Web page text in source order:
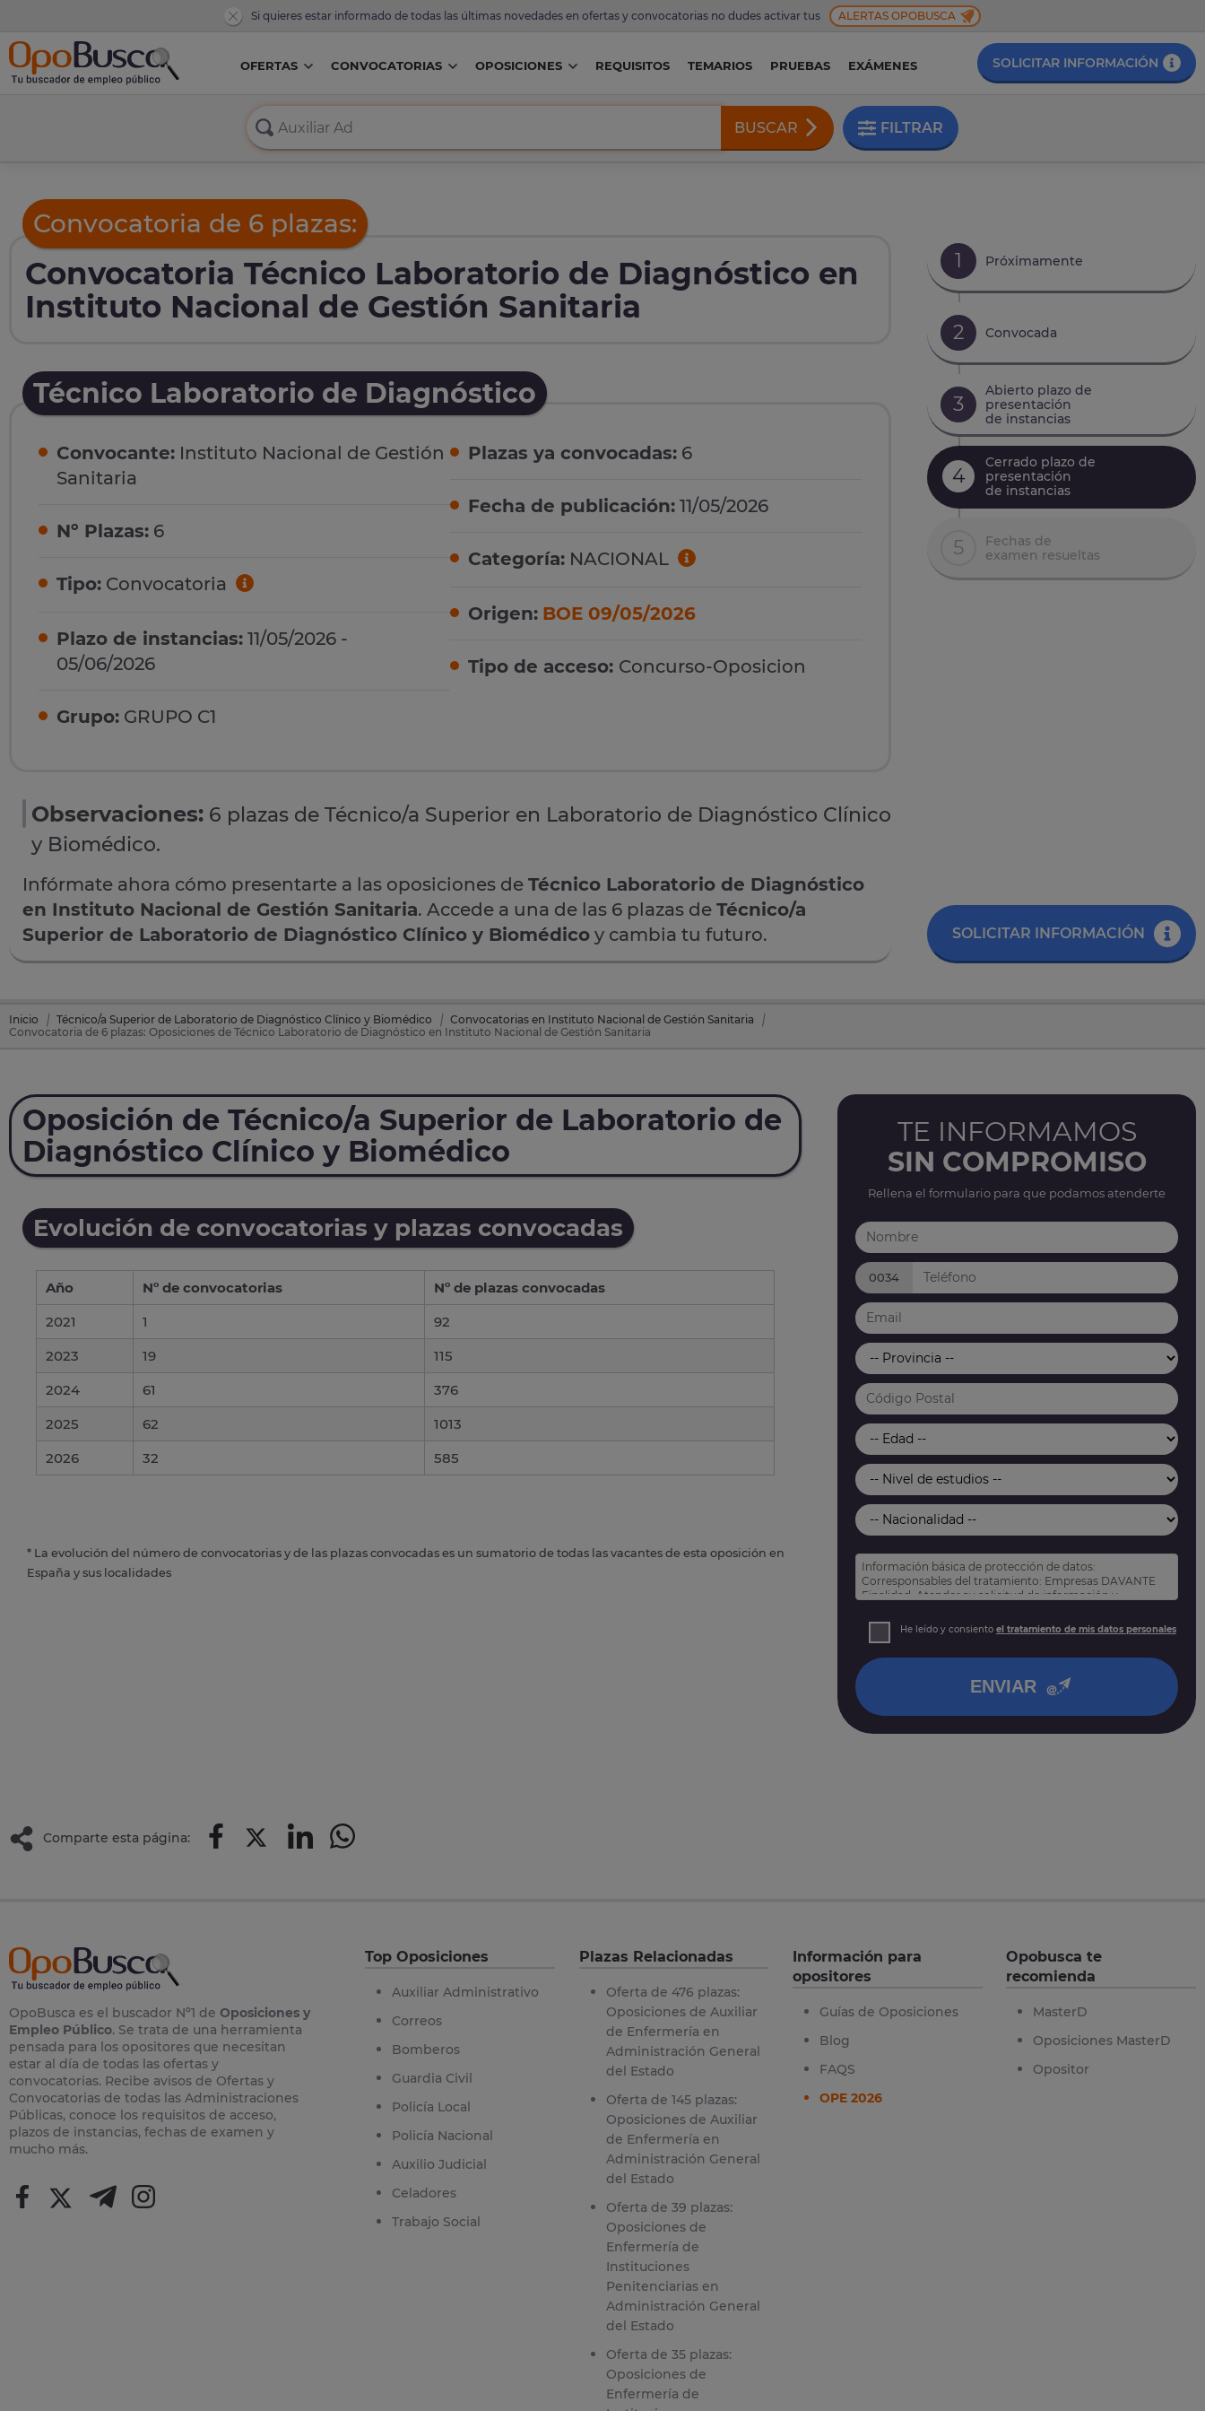
Si quieres estar informado de todas las últimas novedades en ofertas y convocatorias no dudes activar tus ALERTAS OPOBUSCA
OFERTAS CONVOCATORIAS OPOSICIONES REQUISITOS TEMARIOS PRUEBAS EXÁMENES SOLICITAR INFORMACIÓN
BUSCAR FILTRAR
Convocatoria de 6 plazas:
Convocatoria Técnico Laboratorio de Diagnóstico en
Instituto Nacional de Gestión Sanitaria
Técnico Laboratorio de Diagnóstico
Convocante: Instituto Nacional de Gestión
Sanitaria
Nº Plazas: 6
Tipo: Convocatoria
Plazo de instancias: 11/05/2026 -
05/06/2026
Grupo: GRUPO C1
Plazas ya convocadas: 6
Fecha de publicación: 11/05/2026
Categoría: NACIONAL
Origen: BOE 09/05/2026
Tipo de acceso: Concurso-Oposicion
Observaciones: 6 plazas de Técnico/a Superior en Laboratorio de Diagnóstico Clínico
y Biomédico.
Infórmate ahora cómo presentarte a las oposiciones de Técnico Laboratorio de Diagnóstico
en Instituto Nacional de Gestión Sanitaria. Accede a una de las 6 plazas de Técnico/a
Superior de Laboratorio de Diagnóstico Clínico y Biomédico y cambia tu futuro.
1 Próximamente
2 Convocada
3
Abierto plazo de
presentación
de instancias
4
Cerrado plazo de
presentación
de instancias
5
Fechas de
examen resueltas
SOLICITAR INFORMACIÓN
Inicio Técnico/a Superior de Laboratorio de Diagnóstico Clínico y Biomédico
Convocatorias en Instituto Nacional de Gestión Sanitaria
Convocatoria de 6 plazas: Oposiciones de Técnico Laboratorio de Diagnóstico en Instituto Nacional de Gestión Sanitaria
Oposición de Técnico/a Superior de Laboratorio de
Diagnóstico Clínico y Biomédico
Evolución de convocatorias y plazas convocadas
Año Nº de convocatorias
Nº de plazas convocadas
2021
1
92
2023
19
115
2024
61
376
2025
62
1013
2026
32 585
* La evolución del número de convocatorias y de las plazas convocadas es un sumatorio de todas las vacantes de esta oposición en
España y sus localidades
TE INFORMAMOS
SIN COMPROMISO
Rellena el formulario para que podamos atenderte
0034
Información básica de protección de datos:
Corresponsables del tratamiento: Empresas DAVANTE
Finalidad: Atender su solicitud de información y
Derechos: Puede acceder, rectificar y suprimir sus
datos, así como otros derechos tal y como se explica
He leído y consiento el tratamiento de mis datos personales
ENVIAR
Comparte esta página:
OpoBusca es el buscador Nº1 de Oposiciones y
Empleo Público. Se trata de una herramienta
pensada para los opositores que necesitan
estar al día de todas las ofertas y
convocatorias. Recibe avisos de Ofertas y
Convocatorias de todas las Administraciones
Públicas, conoce los requisitos de acceso,
plazos de instancias, fechas de examen y
mucho más.
Top Oposiciones
Auxiliar Administrativo
Correos
Bomberos
Guardia Civil
Policía Local
Policía Nacional
Auxilio Judicial
Celadores
Trabajo Social
Plazas Relacionadas
Oferta de 476 plazas:
Oposiciones de Auxiliar
de Enfermería en
Administración General
del Estado
Oferta de 145 plazas:
Oposiciones de Auxiliar
de Enfermería en
Administración General
del Estado
Oferta de 39 plazas:
Oposiciones de
Enfermería de
Instituciones
Penitenciarias en
Administración General
del Estado
Oferta de 35 plazas:
Oposiciones de
Enfermería de
Información para
opositores
Guías de Oposiciones
Blog
FAQS
OPE 2026
Opobusca te
recomienda
MasterD
Oposiciones MasterD
Opositor